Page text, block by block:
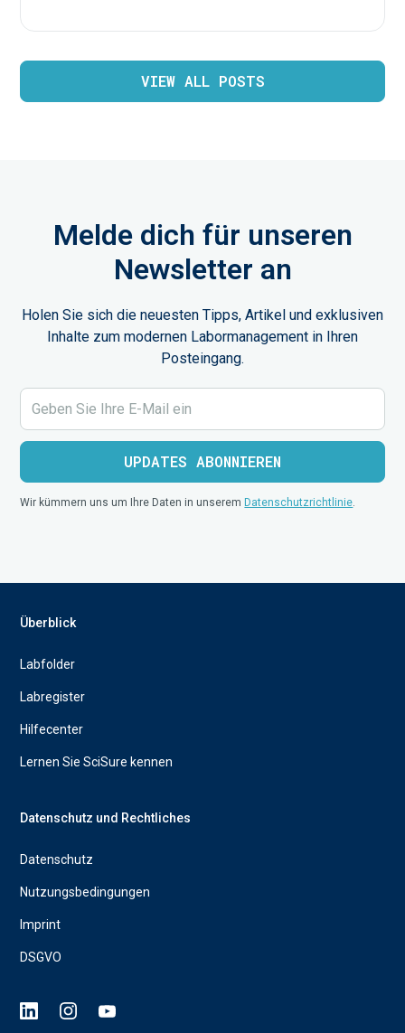
VIEW ALL POSTS
Melde dich für unseren
Newsletter an
Holen Sie sich die neuesten Tipps, Artikel und exklusiven
Inhalte zum modernen Labormanagement in Ihren
Posteingang.
Wir kümmern uns um Ihre Daten in unseremDatenschutzrichtlinie
Überblick
Labfolder
Labregister
Hilfecenter
Lernen Sie SciSure kennen
Datenschutz und Rechtliches
Datenschutz
Nutzungsbedingungen
Imprint
DSGVO